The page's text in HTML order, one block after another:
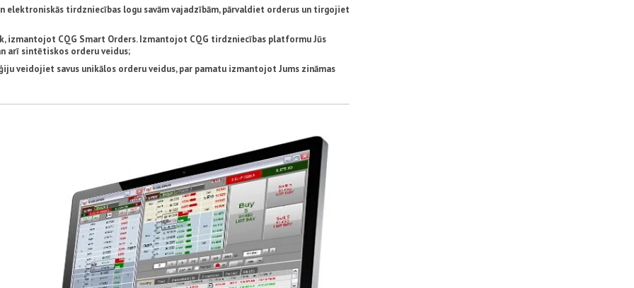
elektroniskās tirdzniecības logu savām vajadzībām, pārvaldiet orderus un tirgojiet
izmantojot CQG Smart Orders. Izmantojot CQG tirdzniecības platformu Jūs
arī sintētiskos orderu veidus;
veidojiet savus unikālos orderu veidus, par pamatu izmantojot Jums zināmas